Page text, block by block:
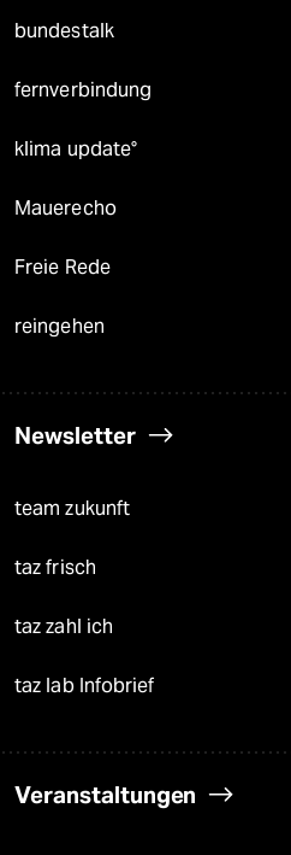
bundestalk
fernverbindung
klima update°
Mauerecho
Freie Rede
reingehen
Newsletter
team zukunft
taz frisch
taz zahl ich
taz lab Infobrief
Veranstaltungen